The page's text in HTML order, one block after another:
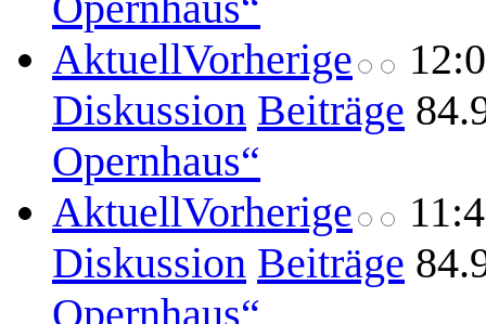
AktuellVorherige
Diskussion Beiträge
Opernhaus“
AktuellVorherige
Diskussion Beiträge
Opernhaus“